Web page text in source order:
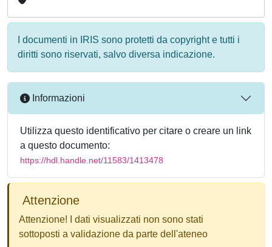
I documenti in IRIS sono protetti da copyright e tutti i
diritti sono riservati, salvo diversa indicazione.
Informazioni
Utilizza questo identificativo per citare o creare un link
a questo documento:
https://hdl.handle.net/11583/1413478
Attenzione
Attenzione! I dati visualizzati non sono stati
sottoposti a validazione da parte dell'ateneo